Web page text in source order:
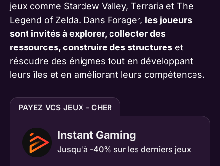
jeux comme Stardew Valley, Terraria et The
Legend of Zelda. Dans Forager, les joueurs
sont invités à explorer, collecter des
ressources, construire des structures et
résoudre des énigmes tout en développant
leurs îles et en améliorant leurs compétences.
PAYEZ VOS JEUX - CHER
Instant Gaming
Jusqu'à -40% sur les derniers jeux